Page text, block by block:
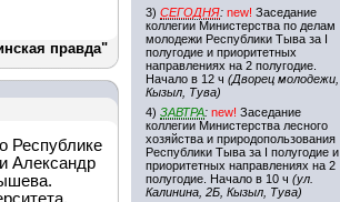
правда"
Республике
Александр
3) СЕГОДНЯ: new! Заседание
коллегии Министерства по делам
молодежи Республики Тыва за I
полугодие и приоритетных
направлениях на 2 полугодие.
Начало в 12 ч (Дворец молодежи,
Кызыл, Тува)
4) ЗАВТРА: new! Заседание
коллегии Министерства лесного
хозяйства и природопользования
Республики Тыва за I полугодие и
приоритетных направлениях на 2
полугодие. Начало в 10 ч (ул.
Калинина, 2Б, Кызыл, Тува)